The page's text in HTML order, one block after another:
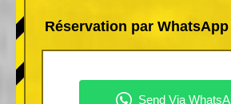
Réservation par WhatsApp